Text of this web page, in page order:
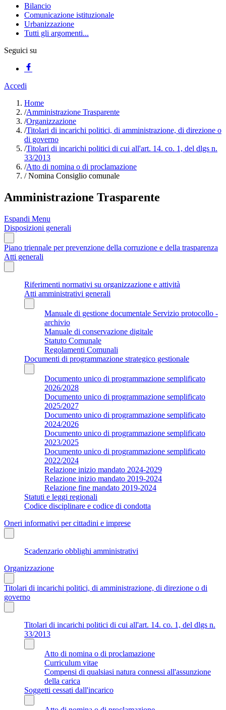
Bilancio
Comunicazione istituzionale
Urbanizzazione
Tutti gli argomenti...
Seguici su
Accedi
Home
/Amministrazione Trasparente
/Organizzazione
/Titolari di incarichi politici, di amministrazione, di direzione o
di governo
/Titolari di incarichi politici di cui all'art. 14. co. 1, del dlgs n.
33/2013
/Atto di nomina o di proclamazione
/Nomina Consiglio comunale
Amministrazione Trasparente
Espandi Menu
Disposizioni generali
Piano triennale per prevenzione della corruzione e della trasparenza
Atti generali
Riferimenti normativi su organizzazione e attività
Atti amministrativi generali
Manuale di gestione documentale Servizio protocollo -
archivio
Manuale di conservazione digitale
Statuto Comunale
Regolamenti Comunali
Documenti di programmazione strategico gestionale
Documento unico di programmazione semplificato
2026/2028
Documento unico di programmazione semplificato
2025/2027
Documento unico di programmazione semplificato
2024/2026
Documento unico di programmazione semplificato
2023/2025
Documento unico di programmazione semplificato
2022/2024
Relazione inizio mandato 2024-2029
Relazione inizio mandato 2019-2024
Relazione fine mandato 2019-2024
Statuti e leggi regionali
Codice disciplinare e codice di condotta
Oneri informativi per cittadini e imprese
Scadenzario obblighi amministrativi
Organizzazione
Titolari di incarichi politici, di amministrazione, di direzione o di
governo
Titolari di incarichi politici di cui all'art. 14. co. 1, del dlgs n.
33/2013
Atto di nomina o di proclamazione
Curriculum vitae
Compensi di qualsiasi natura connessi all'assunzione
della carica
Soggetti cessati dall'incarico